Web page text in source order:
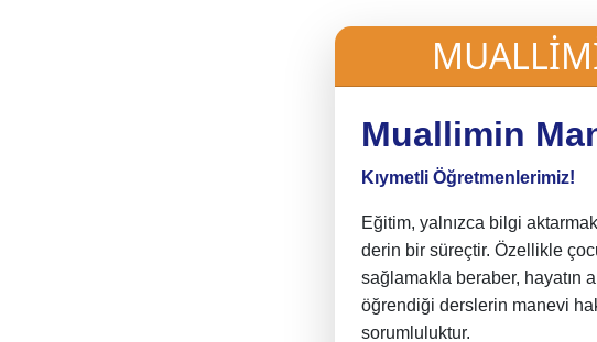
Muallimin
Kıymetli Öğretmenlerimiz!
Eğitim, yalnızca bilgi
derin bir süreçtir. Özellikle
sağlamakla beraber, hayatın
öğrendiği derslerin manevi
sorumluluktur.